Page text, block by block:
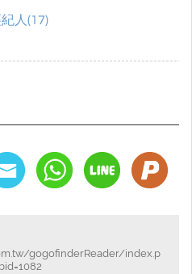
用以課程開通日期起至112
師資搭配
學員熟稔各科的架構理念!!
導入不動產之精選考題，
題方向，讓學員考上不動
人(17)
gogofinderReader/index.p